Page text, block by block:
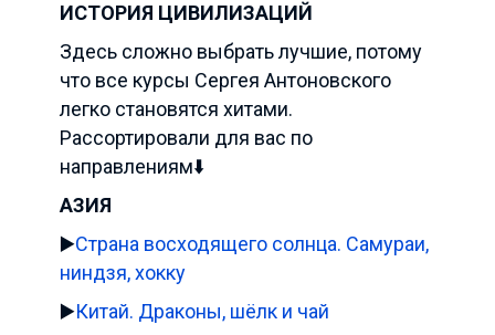
ИСТОРИЯ ЦИВИЛИЗАЦИЙ
Здесь сложно выбрать лучшие, потому
что все курсы Сергея Антоновского
легко становятся хитами.
Рассортировали для вас по
направлениям⬇️
АЗИЯ
▶️Страна восходящего солнца. Самураи,
ниндзя, хокку
▶️Китай. Драконы, шёлк и чай